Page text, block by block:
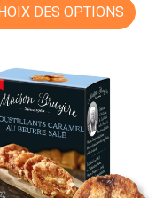
DES OPTIONS